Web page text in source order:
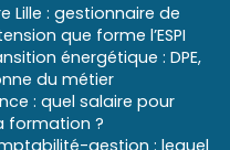
Lille : gestionnaire de
que forme l’ESPI
énergétique : DPE,
du métier
: quel salaire pour
formation ?
gestion : lequel